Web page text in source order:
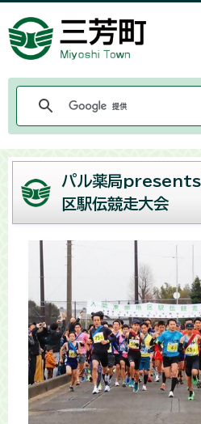
パル薬局presents
区駅伝競走大会